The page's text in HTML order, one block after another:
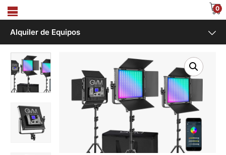
productos
0
Alquiler de Equipos